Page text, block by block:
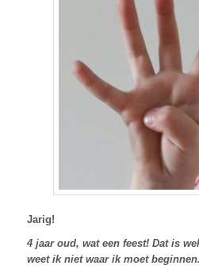
Jarig!
4 jaar oud, wat een feest! Dat is
weet ik niet waar ik moet beginnen.